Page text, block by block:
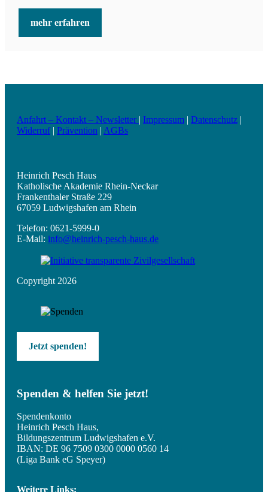
mehr erfahren
Anfahrt – Kontakt – Newsletter | Impressum | Datenschutz |
Widerruf| Prävention | AGBs
Heinrich Pesch Haus
Katholische Akademie Rhein-Neckar
Frankenthaler Straße 229
67059 Ludwigshafen am Rhein
Telefon: 0621-5999-0
E-Mail: info@heinrich-pesch-haus.de
Copyright 2026
Jetzt spenden!
Spenden & helfen Sie jetzt!
Spendenkonto
Heinrich Pesch Haus,
Bildungszentrum Ludwigshafen e.V.
IBAN: DE 96 7509 0300 0000 0560 14
(Liga Bank eG Speyer)
Weitere Links: